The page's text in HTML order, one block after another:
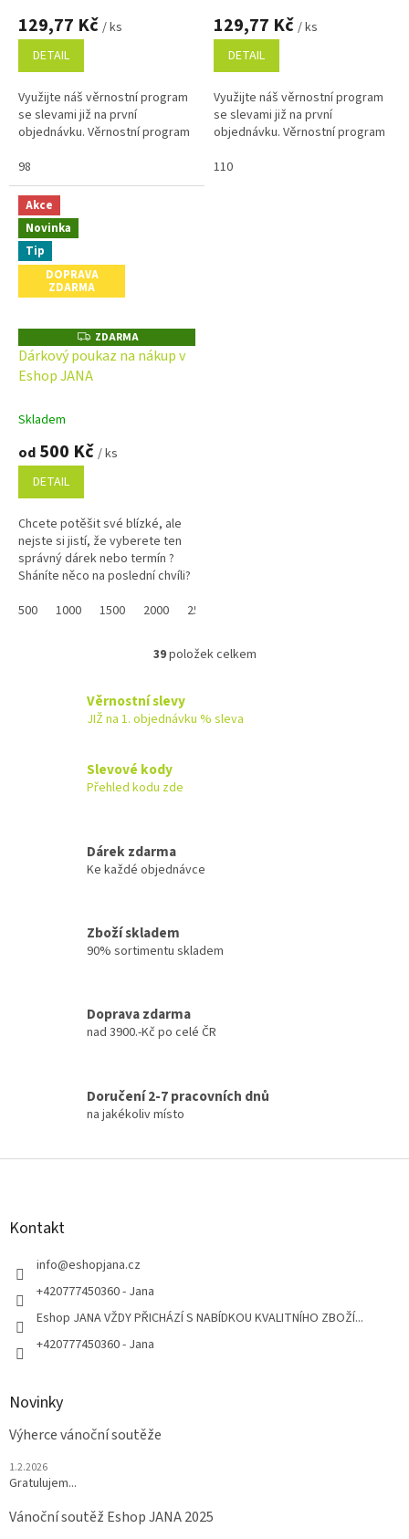
129,77 Kč / ks
DETAIL
Využijte náš věrnostní program
se slevami již na první
objednávku. Věrnostní program
98
129,77 Kč / ks
DETAIL
Využijte náš věrnostní program
se slevami již na první
objednávku. Věrnostní program
110
Akce
Novinka
Tip
DOPRAVA
ZDARMA
Z
D
A
R
ZDARMA
Dárkový poukaz na nákup v
Eshop JANA
Skladem
od 500 Kč / ks
DETAIL
Chcete potěšit své blízké, ale
nejste si jistí, že vyberete ten
správný dárek nebo termín ?
Sháníte něco na poslední chvíli?
online a po...
500 1000 1500 2000 2500
O
á
y
s
39položek celkem
Věrnostní slevy
JIŽ na 1. objednávku % sleva
Slevové kody
Přehled kodu zde
Dárek zdarma
Ke každé objednávce
Zboží skladem
90% sortimentu skladem
Doprava zdarma
nad 3900.-Kč po celé ČR
Doručení 2-7 pracovních dnů
na jakékoliv místo
Z
Kontakt
info@eshopjana.cz
+420777450360 - Jana
Eshop JANA VŽDY PŘICHÁZÍ S NABÍDKOU KVALITNÍHO ZBOŽÍ...
+420777450360 - Jana
Novinky
Výherce vánoční soutěže
1.2.2026
Gratulujem...
Vánoční soutěž Eshop JANA 2025